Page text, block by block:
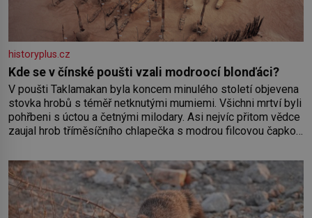
historyplus.cz
Kde se v čínské poušti vzali modroocí blonďáci?
V poušti Taklamakan byla koncem minulého století objevena
stovka hrobů s téměř netknutými mumiemi. Všichni mrtví byli
pohřbeni s úctou a četnými milodary. Asi nejvíc přitom vědce
zaujal hrob tříměsíčního chlapečka s modrou filcovou čapkou,
nesmírně dobře zachovalá, přičítají odborníci zdejším
klimatickým podmínkám. Sucho, prosolené písky a extrémně